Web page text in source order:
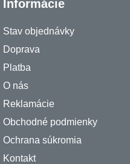
Informácie
Stav objednávky
Doprava
Platba
O nás
Reklamácie
Obchodné podmienky
Ochrana súkromia
Kontakt